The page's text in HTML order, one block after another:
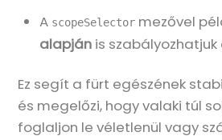
A scopeSelector mezővel
alapján is
Ez segít a fürt egészének
és megelőzi, hogy valaki túl
foglaljon le véletlenül vagy